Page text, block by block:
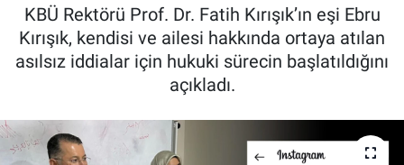
KBÜ Rektörü Prof. Dr. Fatih Kırışık’ın eşi Ebru
Kırışık, kendisi ve ailesi hakkında ortaya atılan
asılsız iddialar için hukuki sürecin başlatıldığını
açıkladı.